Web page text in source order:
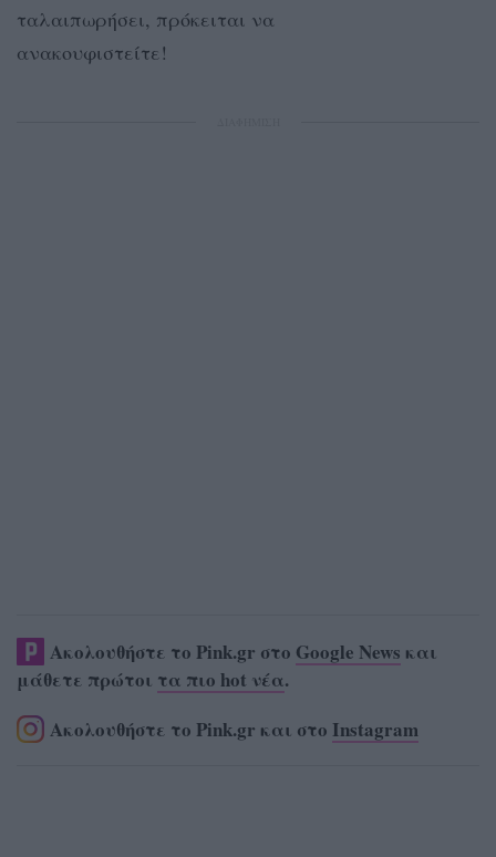
ταλαιπωρήσει, πρόκειται να
ανακουφιστείτε!
Ακολουθήστε το Pink.gr στο Google News και
μάθετε πρώτοι τα πιο hot νέα.
Ακολουθήστε το Pink.gr και στο Instagram